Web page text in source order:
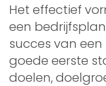
Het effectief
een
succes van
goede eerste
doelen,